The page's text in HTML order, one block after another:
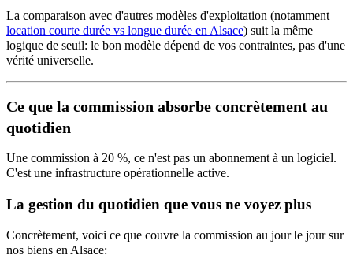
La comparaison avec d'autres modèles d'exploitation (notamment
location courte durée vs longue durée en Alsace) suit la même
logique de seuil: le bon modèle dépend de vos contraintes, pas d'une
vérité universelle.
Ce que la commission absorbe concrètement au
quotidien
Une commission à 20 %, ce n'est pas un abonnement à un logiciel.
C'est une infrastructure opérationnelle active.
La gestion du quotidien que vous ne voyez plus
Concrètement, voici ce que couvre la commission au jour le jour sur
nos biens en Alsace: